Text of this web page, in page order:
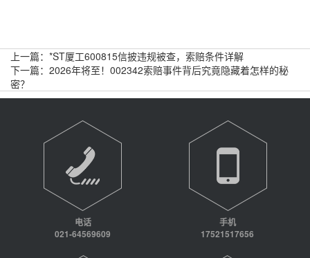
上一篇： *ST厦工600815信披违规被查，索赔条件详解
下一篇： 2026年将至！002342索赔事件背后究竟隐藏着怎样的秘
密？
电话
021-64569609
手机
17521517656